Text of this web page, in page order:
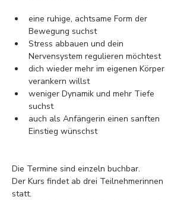
eine ruhige, achtsame Form der
Bewegung suchst
Stress abbauen und dein
Nervensystem regulieren möchtest
dich wieder mehr im eigenen Körper
verankern willst
weniger Dynamik und mehr Tiefe
suchst
auch als Anfängerin einen sanften
Einstieg wünschst
Die Termine sind einzeln buchbar.
Der Kurs findet ab drei Teilnehmerinnen
statt.